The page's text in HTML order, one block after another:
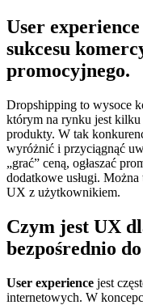
User
sukcesu
promocyjnego.
Dropshipping to wysoce
którym na rynku jest kilku
produkty. W tak
wyróżnić i przyciągnąć
„grać” ceną, ogłaszać
dodatkowe usługi.
UX z użytkownikiem.
Czym jest UX
bezpośrednio
User experience jest
internetowych. W